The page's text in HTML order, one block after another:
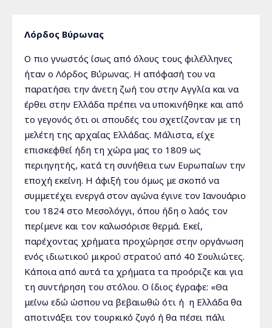
Λόρδος Βύρωνας
Ο πιο γνωστός ίσως από όλους τους φιλέλληνες
ήταν ο Λόρδος Βύρωνας. Η απόφασή του να
παρατήσει την άνετη ζωή του στην Αγγλία και να
έρθει στην Ελλάδα πρέπει να υποκινήθηκε και από
το γεγονός ότι οι σπουδές του σχετίζονταν με τη
μελέτη της αρχαίας Ελλάδας. Μάλιστα, είχε
επισκεφθεί ήδη τη χώρα μας το 1809 ως
περιηγητής, κατά τη συνήθεια των Ευρωπαίων την
εποχή εκείνη. Η άφιξή του όμως με σκοπό να
συμμετέχει ενεργά στον αγώνα έγινε τον Ιανουάριο
του 1824 στο Μεσολόγγι, όπου ήδη ο λαός τον
περίμενε και τον καλωσόρισε θερμά. Εκεί,
παρέχοντας χρήματα προχώρησε στην οργάνωση
ενός ιδιωτικού μικρού στρατού από 40 Σουλιώτες.
Κάποια από αυτά τα χρήματα τα προόριζε και για
τη συντήρηση του στόλου. Ο ίδιος έγραφε: «Θα
μείνω εδώ ώσπου να βεβαιωθώ ότι ή η Ελλάδα θα
αποτινάξει τον τουρκικό ζυγό ή θα πέσει πάλι